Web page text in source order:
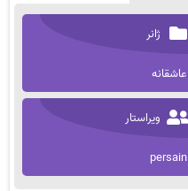
ژانر
عاشقانه
ویراستار
persain